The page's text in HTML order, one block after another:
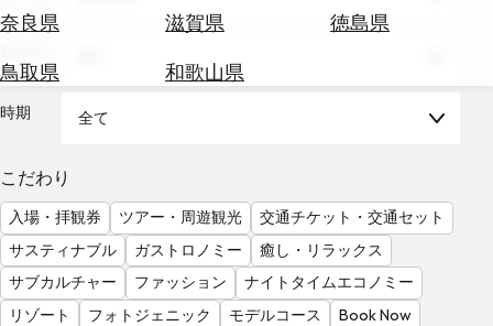
奈良県
滋賀県
徳島県
鳥取県
和歌山県
テ
を
調
べ
る
天
気
を
見
る
時期 全て
こだわり
入場・拝観券 ツアー・周遊観光
交通チケット・交通セット
サスティナブル
ガストロノミー
癒し・リラックス
サブカルチャー
ファッション
ナイトタイムエコノミー
リゾート
フォトジェニック モデルコース Book Now